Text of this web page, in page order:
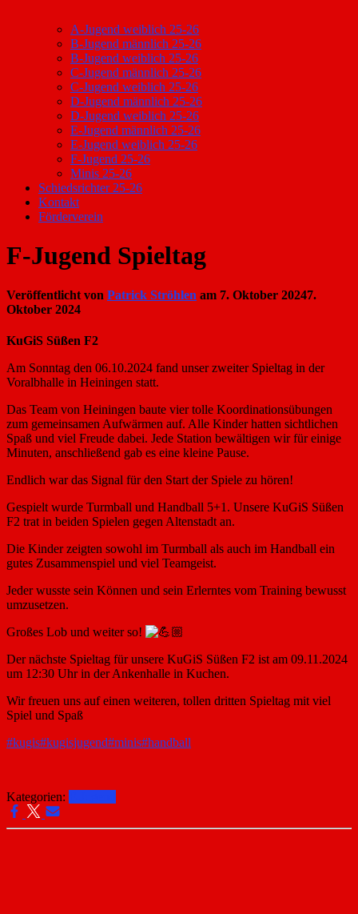
A-Jugend weiblich 25-26
B-Jugend männlich 25-26
B-Jugend weiblich 25-26
C-Jugend männlich 25-26
C-Jugend weiblich 25-26
D-Jugend männlich 25-26
D-Jugend weiblich 25-26
E-Jugend männlich 25-26
E-Jugend weiblich 25-26
F-Jugend 25-26
Minis 25-26
Schiedsrichter 25-26
Kontakt
Förderverein
F-Jugend Spieltag
Veröffentlicht von Patrick Ströhlen am 7. Oktober 20247.
Oktober 2024
KuGiS Süßen F2
Am Sonntag den 06.10.2024 fand unser zweiter Spieltag in der
Voralbhalle in Heiningen statt.
Das Team von Heiningen baute vier tolle Koordinationsübungen
zum gemeinsamen Aufwärmen auf. Alle Kinder hatten sichtlichen
Spaß und viel Freude dabei. Jede Station bewältigen wir für einige
Minuten, anschließend gab es eine kleine Pause.
Endlich war das Signal für den Start der Spiele zu hören!
Gespielt wurde Turmball und Handball 5+1. Unsere KuGiS Süßen
F2 trat in beiden Spielen gegen Altenstadt an.
Die Kinder zeigten sowohl im Turmball als auch im Handball ein
gutes Zusammenspiel und viel Teamgeist.
Jeder wusste sein Können und sein Erlerntes vom Training bewusst
umzusetzen.
Großes Lob und weiter so!
Der nächste Spieltag für unsere KuGiS Süßen F2 ist am 09.11.2024
um 12:30 Uhr in der Ankenhalle in Kuchen.
Wir freuen uns auf einen weiteren, tollen dritten Spieltag mit viel
Spiel und Spaß
#kugis#kugisjugend#minis#handball
Kategorien: